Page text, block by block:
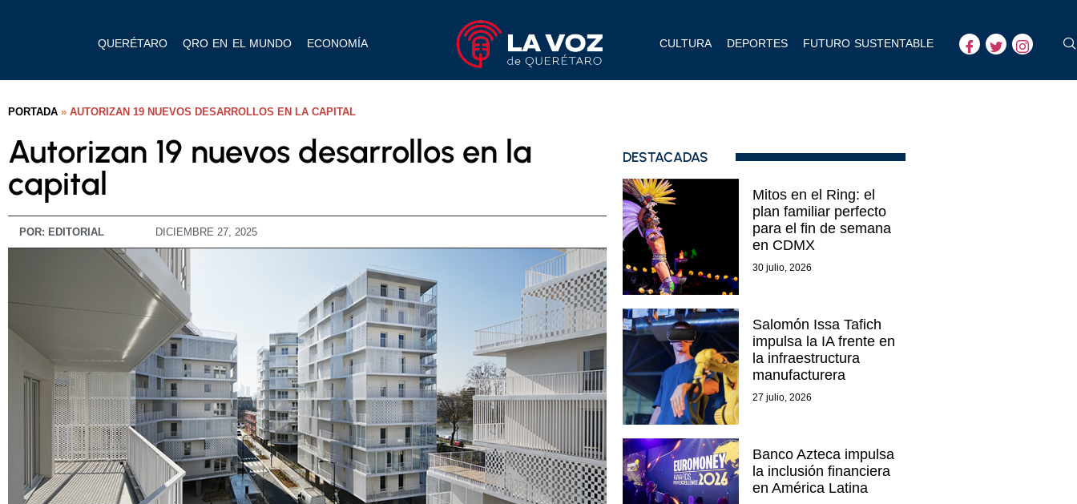
QUERÉTARO QRO EN EL MUNDO ECONOMÍA CULTURA DEPORTES FUTURO SUSTENTABLE
PORTADA » AUTORIZAN 19 NUEVOS DESARROLLOS EN LA CAPITAL
Autorizan 19 nuevos desarrollos en la
capital
POR: EDITORIAL DICIEMBRE 27, 2025
DESTACADAS
Mitos en el Ring: el
plan familiar perfecto
para el fin de semana
en CDMX
30 julio, 2026
Salomón Issa Tafich
impulsa la IA frente en
la infraestructura
manufacturera
27 julio, 2026
Banco Azteca impulsa
la inclusión financiera
en América Latina